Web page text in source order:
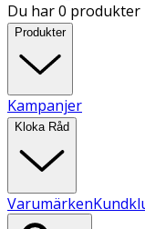
Du har 0 produkter
Produkter
Kampanjer
Kloka Råd
Varumärken